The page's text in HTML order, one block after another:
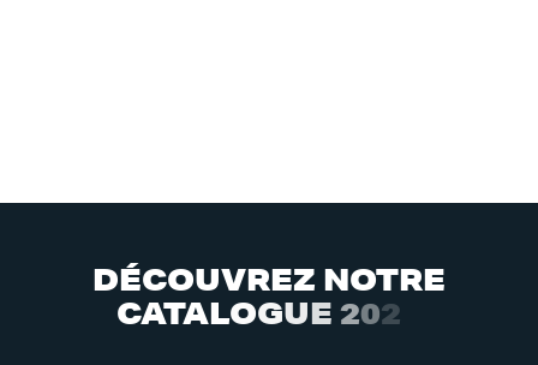
DÉCOUVREZ NOTRE
CATALOGUE 202